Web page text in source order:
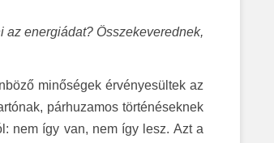
az energiádat? Összekeverednek,
minőségek érvényesültek az
párhuzamos történéseknek
nem így van, nem így lesz. Azt a